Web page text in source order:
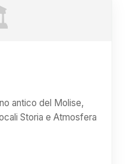
antico del Molise,
Storia e Atmosfera